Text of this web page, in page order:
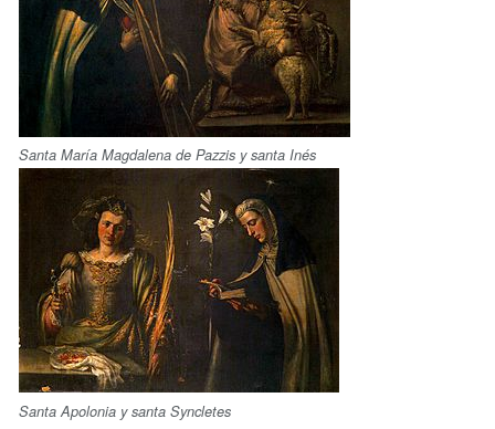
Santa María Magdalena de Pazzis y santa Inés
Santa Apolonia y santa Syncletes